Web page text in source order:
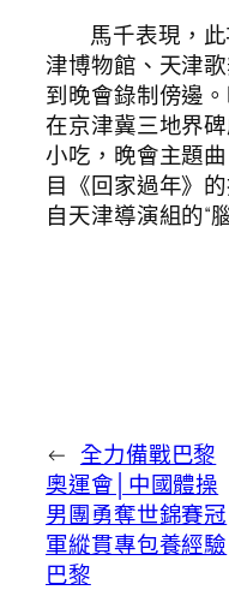
馬千表現，
津博物館、天津
到晚會錄制傍邊
在京津冀三地界
小吃，晚會主題
目《回家過年》
自天津導演組的“
← 全力備戰巴黎
奧運會│中國體操
男團勇奪世錦賽冠
軍縱貫專包養經驗
巴黎